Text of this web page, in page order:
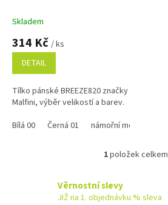
Skladem
314 Kč / ks
DETAIL
Tílko pánské BREEZE820 značky
Malfini, výběr velikostí a barev.
Bílá 00
Černá 01 námořní modrá
O
á
1položek celkem
Věrnostní slevy
JIŽ na 1. objednávku % sleva